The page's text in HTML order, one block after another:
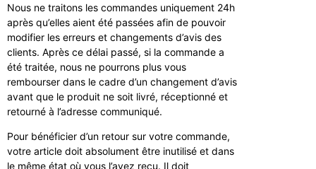
Nous ne traitons les commandes uniquement 24h
après qu’elles aient été passées afin de pouvoir
modifier les erreurs et changements d’avis des
clients. Après ce délai passé, si la commande a
été traitée, nous ne pourrons plus vous
rembourser dans le cadre d’un changement d’avis
avant que le produit ne soit livré, réceptionné et
retourné à l’adresse communiqué.
Pour bénéficier d’un retour sur votre commande,
votre article doit absolument être inutilisé et dans
le même état où vous l’avez reçu. Il doit